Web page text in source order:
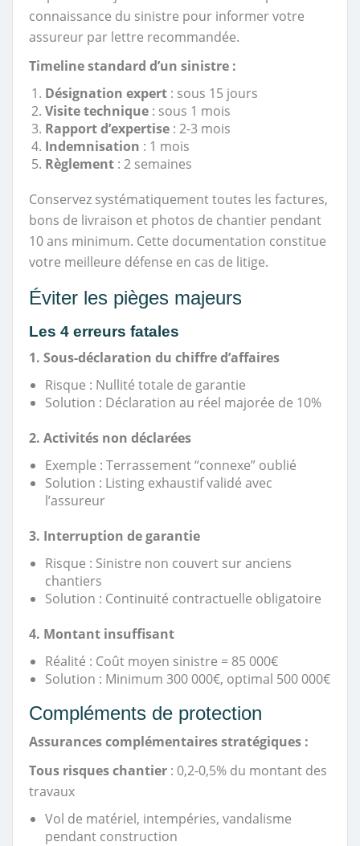
connaissance du sinistre pour informer votre
assureur par lettre recommandée.
Timeline standard d’un sinistre :
Désignation expert : sous 15 jours
Visite technique : sous 1 mois
Rapport d’expertise : 2-3 mois
Indemnisation : 1 mois
Règlement : 2 semaines
Conservez systématiquement toutes les factures,
bons de livraison et photos de chantier pendant
10 ans minimum. Cette documentation constitue
votre meilleure défense en cas de litige.
Éviter les pièges majeurs
Les 4 erreurs fatales
1. Sous-déclaration du chiffre d’affaires
Risque : Nullité totale de garantie
Solution : Déclaration au réel majorée de 10%
2. Activités non déclarées
Exemple : Terrassement “connexe” oublié
Solution : Listing exhaustif validé avec
l’assureur
3. Interruption de garantie
Risque : Sinistre non couvert sur anciens
chantiers
Solution : Continuité contractuelle obligatoire
4. Montant insuffisant
Réalité : Coût moyen sinistre = 85 000€
Solution : Minimum 300 000€, optimal 500 000€
Compléments de protection
Assurances complémentaires stratégiques :
Tous risques chantier : 0,2-0,5% du montant des
travaux
Vol de matériel, intempéries, vandalisme
pendant construction